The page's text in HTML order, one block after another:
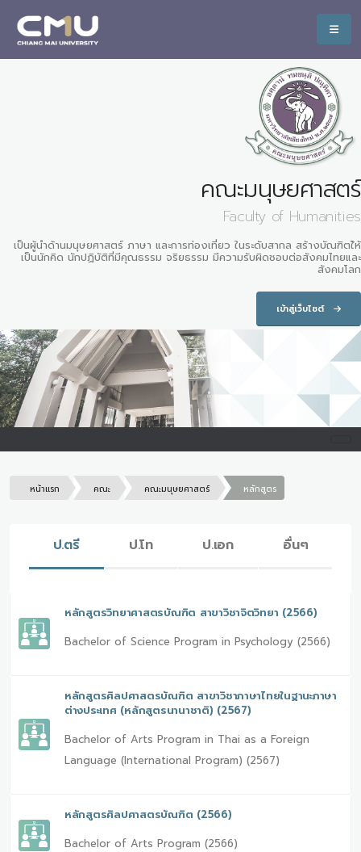
คณะมนุษยศาสตร์
Faculty of Humanities
เป็นผู้นำด้านมนุษยศาสตร์ ภาษา และการท่องเที่ยว ในระดับสากล สร้างบัณฑิตใ้ห้
เป็นนักคิด นักปฏิบัติที่มีคุณธรรม จริยธรรม มีความรับผิดชอบต่อสังคมไทยและ
สังคมโลก
เข้าสู่เว็บไซต์
หน้าแรก คณะ คณะมนุษยศาสตร์ หลักสูตร
ป.ตรี ป.โท ป.เอก อื่นๆ
หลักสูตรวิทยาศาสตรบัณฑิต สาขาวิชาจิตวิทยา (2566)
Bachelor of Science Program in Psychology (2566)
หลักสูตรศิลปศาสตรบัณฑิต สาขาวิชาภาษาไทยในฐานะภาษา
ต่างประเทศ (หลักสูตรนานาชาติ) (2567)
Bachelor of Arts Program in Thai as a Foreign
Language (International Program) (2567)
หลักสูตรศิลปศาสตรบัณฑิต (2566)
Bachelor of Arts Program (2566)